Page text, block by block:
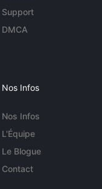
Support
DMCA
Nos Infos
Nos Infos
L'Équipe
Le Blogue
Contact